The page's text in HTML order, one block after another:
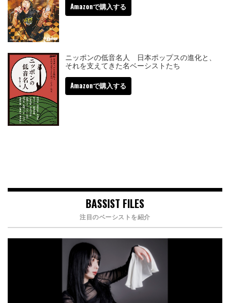
Amazonで購入する
ニッポンの低音名人 日本ポップスの進化と、
それを支えてきた名ベーシストたち
Amazonで購入する
BASSIST FILES
注目のベーシストを紹介